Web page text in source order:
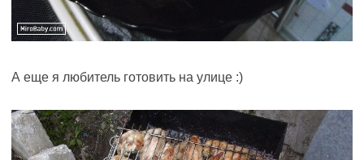
А еще я любитель готовить на улице :)